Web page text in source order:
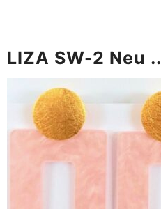
LIZA SW-2 Neu ..